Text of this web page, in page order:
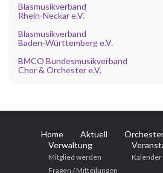
Blasmusikverband
Rhein-Neckar e.V.
Blasmusikverband
Baden-Württemberg e.V.
BMCO Bundesmusikverband
Chor & Orchester e.V.
Home Aktuell
Verwaltung
Mitglied werden
Fragen / Mitteilungen
Kalender